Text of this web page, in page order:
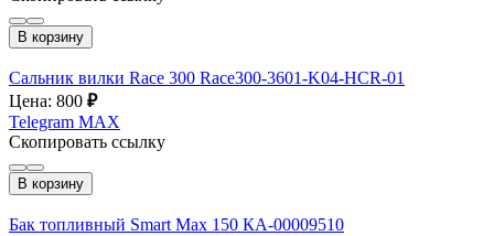
В корзину
Сальник вилки Race 300 Race300-3601-K04-HCR-01
Цена: 800 ₽
Telegram MAX
Скопировать ссылку
В корзину
Бак топливный Smart Max 150 КА-00009510